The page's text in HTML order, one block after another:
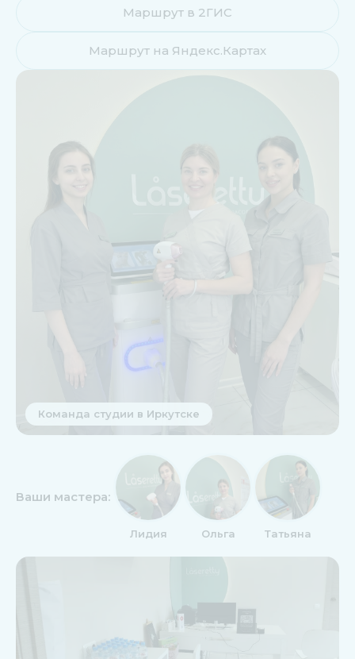
Маршрут в 2ГИС
Маршрут на Яндекс.Картах
Команда студии в Иркутске
Ваши мастера:
Лидия Ольга Татьяна